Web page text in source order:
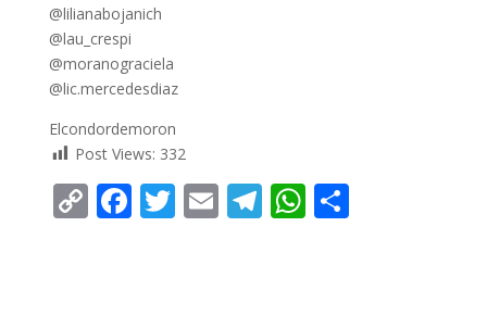
@lilianabojanich
@lau_crespi
@moranograciela
@lic.mercedesdiaz
Elcondordemoron
Post Views: 332
C F T E T W C